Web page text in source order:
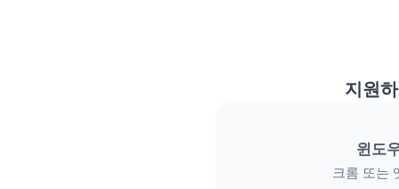
지원
윈도
크롬 또는